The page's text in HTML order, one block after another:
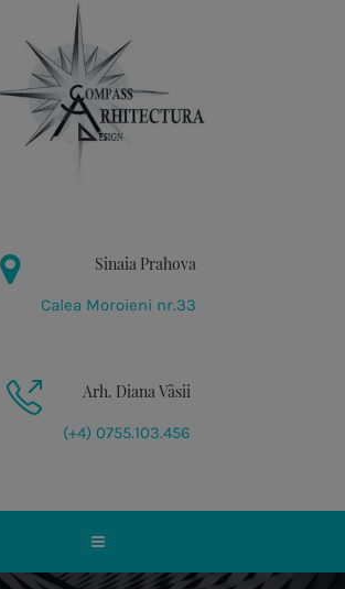
Sinaia Prahova
Calea Moroieni nr.33
Arh. Diana Vãsii
(+4) 0755.103.456